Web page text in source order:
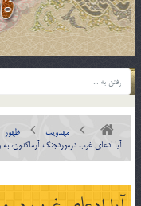
مهدویت
ظهور
آیا ادعای غرب درموردجنگ آرماگدون،